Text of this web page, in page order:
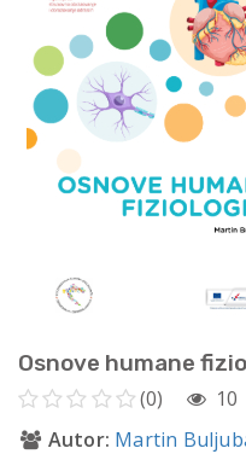
Osnove humane
(0) 10
Autor: Martin